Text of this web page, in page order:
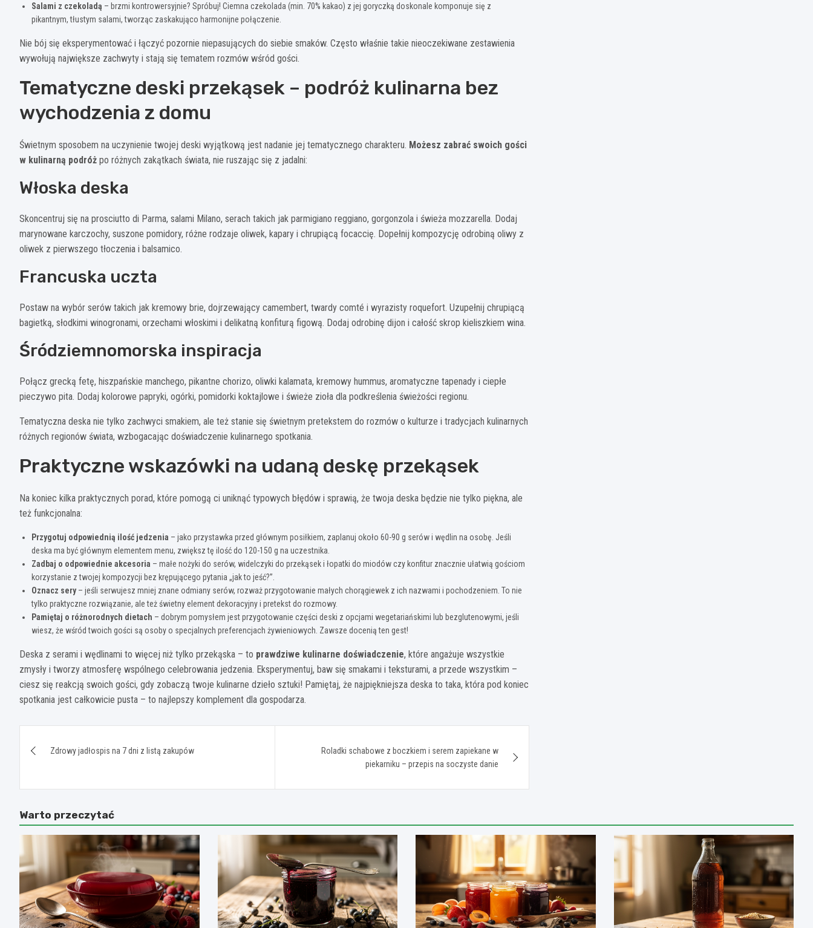
Salami z czekoladą – brzmi kontrowersyjnie? Spróbuj! Ciemna czekolada (min. 70% kakao) z jej goryczką doskonale komponuje się z
pikantnym, tłustym salami, tworząc zaskakująco harmonijne połączenie.
Nie bój się eksperymentować i łączyć pozornie niepasujących do siebie smaków. Często właśnie takie nieoczekiwane zestawienia
wywołują największe zachwyty i stają się tematem rozmów wśród gości.
Tematyczne deski przekąsek – podróż kulinarna bez
wychodzenia z domu
Świetnym sposobem na uczynienie twojej deski wyjątkową jest nadanie jej tematycznego charakteru. Możesz zabrać swoich gości
w kulinarną podróż po różnych zakątkach świata, nie ruszając się z jadalni:
Włoska deska
Skoncentruj się na prosciutto di Parma, salami Milano, serach takich jak parmigiano reggiano, gorgonzola i świeża mozzarella. Dodaj
marynowane karczochy, suszone pomidory, różne rodzaje oliwek, kapary i chrupiącą focaccię. Dopełnij kompozycję odrobiną oliwy z
oliwek z pierwszego tłoczenia i balsamico.
Francuska uczta
Postaw na wybór serów takich jak kremowy brie, dojrzewający camembert, twardy comté i wyrazisty roquefort. Uzupełnij chrupiącą
bagietką, słodkimi winogronami, orzechami włoskimi i delikatną konfiturą figową. Dodaj odrobinę dijon i całość skrop kieliszkiem wina.
Śródziemnomorska inspiracja
Połącz grecką fetę, hiszpańskie manchego, pikantne chorizo, oliwki kalamata, kremowy hummus, aromatyczne tapenady i ciepłe
pieczywo pita. Dodaj kolorowe papryki, ogórki, pomidorki koktajlowe i świeże zioła dla podkreślenia świeżości regionu.
Tematyczna deska nie tylko zachwyci smakiem, ale też stanie się świetnym pretekstem do rozmów o kulturze i tradycjach kulinarnych
różnych regionów świata, wzbogacając doświadczenie kulinarnego spotkania.
Praktyczne wskazówki na udaną deskę przekąsek
Na koniec kilka praktycznych porad, które pomogą ci uniknąć typowych błędów i sprawią, że twoja deska będzie nie tylko piękna, ale
też funkcjonalna:
Przygotuj odpowiednią ilość jedzenia – jako przystawka przed głównym posiłkiem, zaplanuj około 60-90 g serów i wędlin na osobę. Jeśli
deska ma być głównym elementem menu, zwiększ tę ilość do 120-150 g na uczestnika.
Zadbaj o odpowiednie akcesoria – małe nożyki do serów, widelczyki do przekąsek i łopatki do miodów czy konfitur znacznie ułatwią gościom
korzystanie z twojej kompozycji bez krępującego pytania „jak to jeść?”.
Oznacz sery– jeśli serwujesz mniej znane odmiany serów, rozważ przygotowanie małych chorągiewek z ich nazwami i pochodzeniem. To nie
tylko praktyczne rozwiązanie, ale też świetny element dekoracyjny i pretekst do rozmowy.
Pamiętaj o różnorodnych dietach – dobrym pomysłem jest przygotowanie części deski z opcjami wegetariańskimi lub bezglutenowymi, jeśli
wiesz, że wśród twoich gości są osoby o specjalnych preferencjach żywieniowych. Zawsze docenią ten gest!
Deska z serami i wędlinami to więcej niż tylko przekąska – to prawdziwe kulinarne doświadczenie, które angażuje wszystkie
zmysły i tworzy atmosferę wspólnego celebrowania jedzenia. Eksperymentuj, baw się smakami i teksturami, a przede wszystkim –
ciesz się reakcją swoich gości, gdy zobaczą twoje kulinarne dzieło sztuki! Pamiętaj, że najpiękniejsza deska to taka, która pod koniec
spotkania jest całkowicie pusta – to najlepszy komplement dla gospodarza.
wpisu
Zdrowy jadłospis na 7 dni z listą zakupów
Roladki schabowe z boczkiem i serem zapiekane w
piekarniku – przepis na soczyste danie
Warto przeczytać